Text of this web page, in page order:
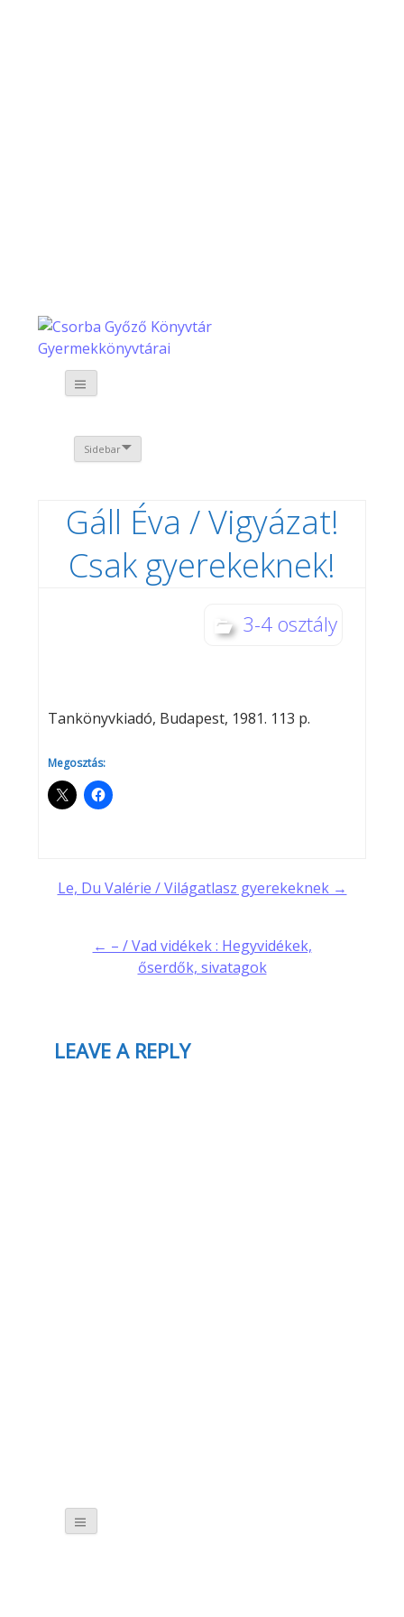
Sidebar
Gáll Éva / Vigyázat!
Csak gyerekeknek!
3-4 osztály
Tankönyvkiadó, Budapest, 1981. 113 p.
Megosztás:
Post
navigation
Le, Du Valérie / Világatlasz gyerekeknek →
← – / Vad vidékek : Hegyvidékek,
őserdők, sivatagok
LEAVE A REPLY